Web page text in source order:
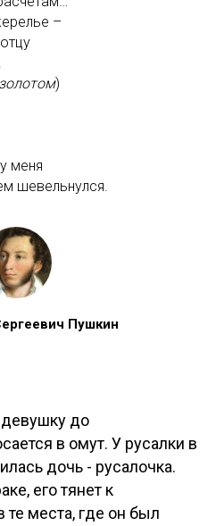
–
)
меня
шевельнулся.
Пушкин
девушку до
в омут. У русалки в
дочь - русалочка.
его тянет к
места, где он был